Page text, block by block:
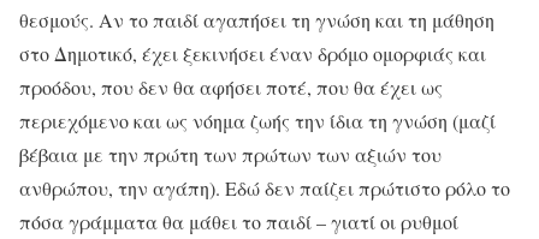
θεσμούς. Αν το παιδί αγαπήσει τη γνώση και τη μάθηση
στο Δημοτικό, έχει ξεκινήσει έναν δρόμο ομορφιάς και
προόδου, που δεν θα αφήσει ποτέ, που θα έχει ως
περιεχόμενο και ως νόημα ζωής την ίδια τη γνώση (μαζί
βέβαια με την πρώτη των πρώτων των αξιών του
ανθρώπου, την αγάπη). Εδώ δεν παίζει πρώτιστο ρόλο το
πόσα γράμματα θα μάθει το παιδί – γιατί οι ρυθμοί